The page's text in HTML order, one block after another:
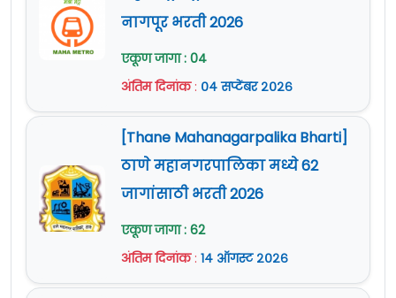
नागपूर भरती 2026
एकूण जागा : 04
अंतिम दिनांक: ०४ सप्टेंबर २०२६
[Thane Mahanagarpalika Bharti]
ठाणे महानगरपालिका मध्ये 62
जागांसाठी भरती 2026
एकूण जागा : 62
अंतिम दिनांक: १४ ऑगस्ट २०२६